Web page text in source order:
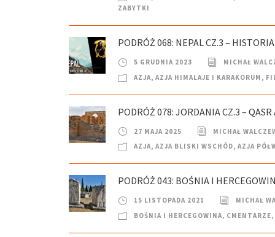
ZABYTKI
PODRÓŻ 068: NEPAL CZ.3 –
5 GRUDNIA 2023
MICHAŁ
AZJA, AZJA HIMALAJE I KARAKORUM ,
PODRÓŻ 078: JORDANIA CZ.3 –
27 MAJA 2025
MICHAŁ
AZJA, AZJA BLISKI WSCHÓD, AZJA
PODRÓŻ 043: BOŚNIA I
15 LISTOPADA 2021
MICHAŁ
BOŚNIA I HERCEGOWINA, CMENTARZE,